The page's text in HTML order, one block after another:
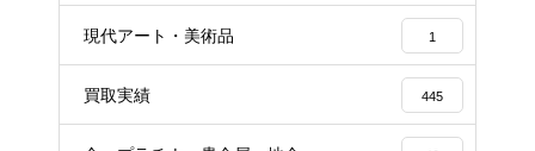
現代アート・美術品 1
買取実績 445